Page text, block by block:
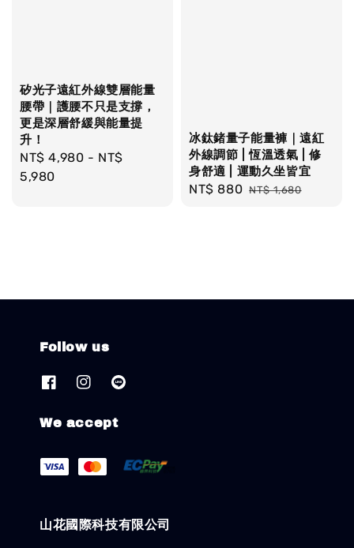
矽光子遠紅外線雙層能量
腰帶｜護腰不只是支撐，
更是深層舒緩與能量提
升！
Regular
price
NT$ 4,980 - NT$
5,980
冰鈦鍺量子能量褲｜遠紅
外線調節 | 恆溫透氣 | 修
身舒適 | 運動久坐皆宜
Sale
NT$ 880 Regular
NT$ 1,680
Follow us
We accept
山花國際科技有限公司